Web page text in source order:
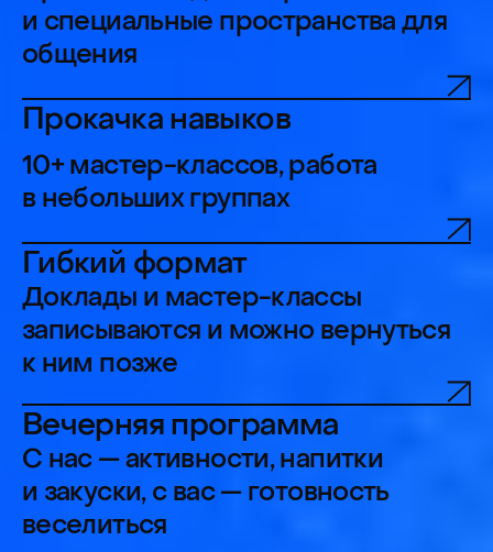
и закуски, с вас — готовность
веселиться
Тема 2026 года
Фундамент и эволюция:
как меняется
продуктовая работа
Что в продуктовой работе
действительно остается, а что
уже требует пересборки. Через
настоящие кейсы, ошибки и